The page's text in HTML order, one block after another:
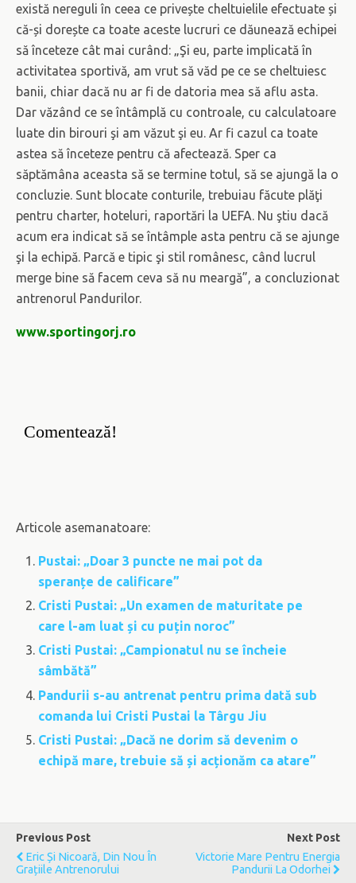
există nereguli în ceea ce privește cheltuielile efectuate și
că-și dorește ca toate aceste lucruri ce dăunează echipei
să înceteze cât mai curând: „Şi eu, parte implicată în
activitatea sportivă, am vrut să văd pe ce se cheltuiesc
banii, chiar dacă nu ar fi de datoria mea să aflu asta.
Dar văzând ce se întâmplă cu controale, cu calculatoare
luate din birouri şi am văzut şi eu. Ar fi cazul ca toate
astea să înceteze pentru că afectează. Sper ca
săptămâna aceasta să se termine totul, să se ajungă la o
concluzie. Sunt blocate conturile, trebuiau făcute plăţi
pentru charter, hoteluri, raportări la UEFA. Nu ştiu dacă
acum era indicat să se întâmple asta pentru că se ajunge
şi la echipă. Parcă e tipic şi stil românesc, când lucrul
merge bine să facem ceva să nu meargă”, a concluzionat
antrenorul Pandurilor.
www.sportingorj.ro
Comentează!
Articole asemanatoare:
Pustai: „Doar 3 puncte ne mai pot da
speranțe de calificare”
Cristi Pustai: „Un examen de maturitate pe
care l-am luat și cu puțin noroc”
Cristi Pustai: „Campionatul nu se încheie
sâmbătă”
Pandurii s-au antrenat pentru prima dată sub
comanda lui Cristi Pustai la Târgu Jiu
Cristi Pustai: „Dacă ne dorim să devenim o
echipă mare, trebuie să și acționăm ca atare”
Previous Post
Eric Și Nicoară, Din Nou În
Grațiile Antrenorului
Next Post
Victorie Mare Pentru Energia
Pandurii La Odorhei